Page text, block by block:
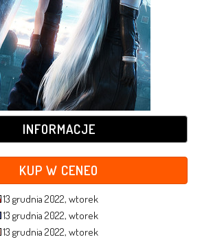
INFORMACJE
KUP W CENEO
13 grudnia 2022, wtorek
13 grudnia 2022, wtorek
13 grudnia 2022, wtorek